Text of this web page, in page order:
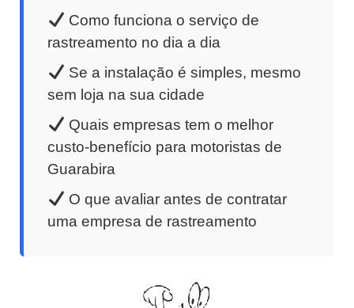
Como funciona o serviço de
rastreamento no dia a dia
Se a instalação é simples, mesmo
sem loja na sua cidade
Quais empresas tem o melhor
custo-benefício para motoristas de
Guarabira
O que avaliar antes de contratar
uma empresa de rastreamento